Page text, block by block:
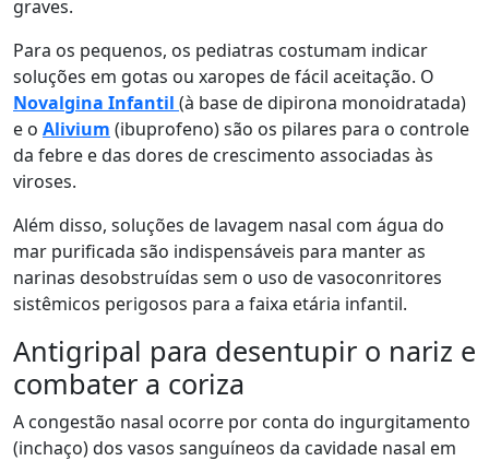
graves.
Para os pequenos, os pediatras costumam indicar
soluções em gotas ou xaropes de fácil aceitação. O
Novalgina Infantil (à base de dipirona monoidratada)
e o Alivium (ibuprofeno) são os pilares para o controle
da febre e das dores de crescimento associadas às
viroses.
Além disso, soluções de lavagem nasal com água do
mar purificada são indispensáveis para manter as
narinas desobstruídas sem o uso de vasoconritores
sistêmicos perigosos para a faixa etária infantil.
Antigripal para desentupir o nariz e
combater a coriza
A congestão nasal ocorre por conta do ingurgitamento
(inchaço) dos vasos sanguíneos da cavidade nasal em